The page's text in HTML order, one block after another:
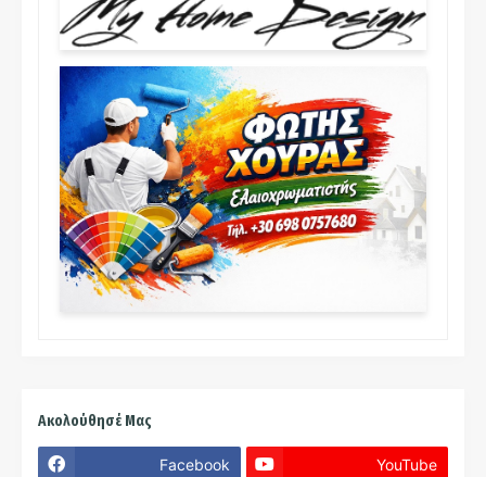
Ακολούθησέ Μας
Facebook YouTube